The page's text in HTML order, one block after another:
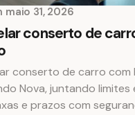
maio 31, 2026
conserto de
conserto de carro com
Nova, juntando limites
e prazos com